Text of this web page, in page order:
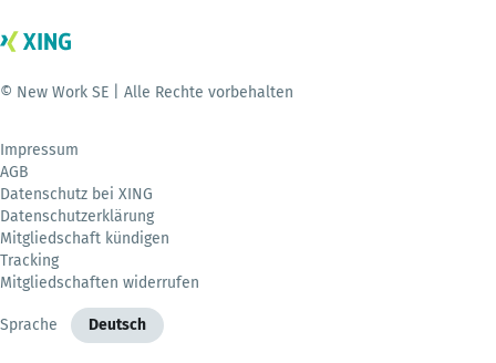
© New Work SE | Alle Rechte vorbehalten
Impressum
AGB
Datenschutz bei XING
Datenschutzerklärung
Mitgliedschaft kündigen
Tracking
Mitgliedschaften widerrufen
Sprache Deutsch